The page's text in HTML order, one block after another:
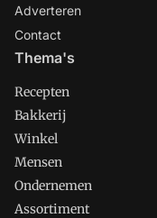
Adverteren
Contact
Thema's
Recepten
Bakkerij
Winkel
Mensen
Ondernemen
Assortiment